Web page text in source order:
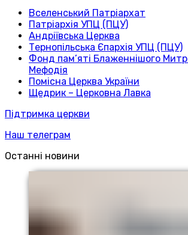
Вселенський Патріархат
Патріархія УПЦ (ПЦУ)
Андріївська Церква
Тернопільська Єпархія УПЦ (ПЦУ)
Фонд пам’яті Блаженнішого
Мефодія
Помісна Церква України
Щедрик – Церковна Лавка
Підтримка церкви
Наш телеграм
Останні новини